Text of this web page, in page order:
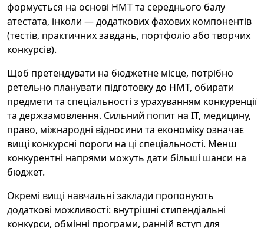
формується на основі НМТ та середнього балу
атестата, інколи — додаткових фахових компонентів
(тестів, практичних завдань, портфоліо або творчих
конкурсів).
Щоб претендувати на бюджетне місце, потрібно
ретельно планувати підготовку до НМТ, обирати
предмети та спеціальності з урахуванням конкуренції
та держзамовлення. Сильний попит на ІТ, медицину,
право, міжнародні відносини та економіку означає
вищі конкурсні пороги на ці спеціальності. Менш
конкурентні напрями можуть дати більші шанси на
бюджет.
Окремі вищі навчальні заклади пропонують
додаткові можливості: внутрішні стипендіальні
конкурси, обмінні програми, ранній вступ для